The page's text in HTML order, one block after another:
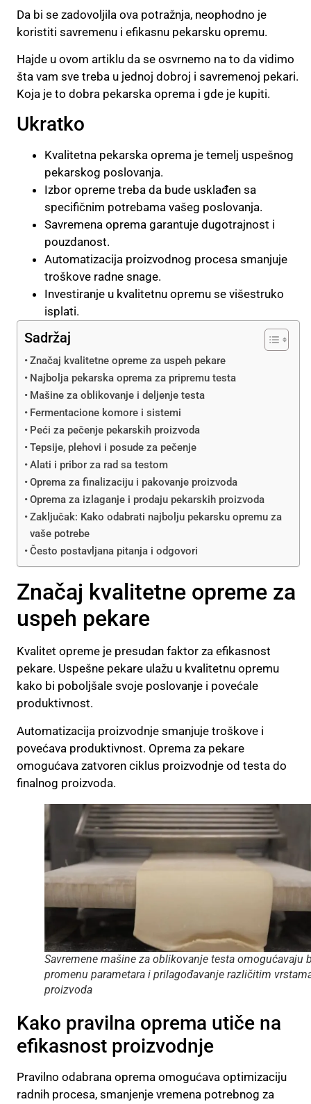
Da bi se zadovoljila ova potražnja, neophodno je
koristiti savremenu i efikasnu pekarsku opremu.
Hajde u ovom artiklu da se osvrnemo na to da vidimo
šta vam sve treba u jednoj dobroj i savremenoj pekari.
Koja je to dobra pekarska oprema i gde je kupiti.
Ukratko
Kvalitetna pekarska oprema je temelj uspešnog
pekarskog poslovanja.
Izbor opreme treba da bude usklađen sa
specifičnim potrebama vašeg poslovanja.
Savremena oprema garantuje dugotrajnost i
pouzdanost.
Automatizacija proizvodnog procesa smanjuje
troškove radne snage.
Investiranje u kvalitetnu opremu se višestruko
isplati.
Sadržaj
Značaj kvalitetne opreme za uspeh pekare
Najbolja pekarska oprema za pripremu testa
Mašine za oblikovanje i deljenje testa
Fermentacione komore i sistemi
Peći za pečenje pekarskih proizvoda
Tepsije, plehovi i posude za pečenje
Alati i pribor za rad sa testom
Oprema za finalizaciju i pakovanje proizvoda
Oprema za izlaganje i prodaju pekarskih proizvoda
Zaključak: Kako odabrati najbolju pekarsku opremu za
vaše potrebe
Često postavljana pitanja i odgovori
Značaj kvalitetne opreme za
uspeh pekare
Kvalitet opreme je presudan faktor za efikasnost
pekare. Uspešne pekare ulažu u kvalitetnu opremu
kako bi poboljšale svoje poslovanje i povećale
produktivnost.
Automatizacija proizvodnje smanjuje troškove i
povećava produktivnost. Oprema za pekare
omogućava zatvoren ciklus proizvodnje od testa do
finalnog proizvoda.
Savremene mašine za oblikovanje testa omogućavaju
promenu parametara i prilagođavanje različitim
proizvoda
Kako pravilna oprema utiče na
efikasnost proizvodnje
Pravilno odabrana oprema omogućava optimizaciju
radnih procesa, smanjenje vremena potrebnog za